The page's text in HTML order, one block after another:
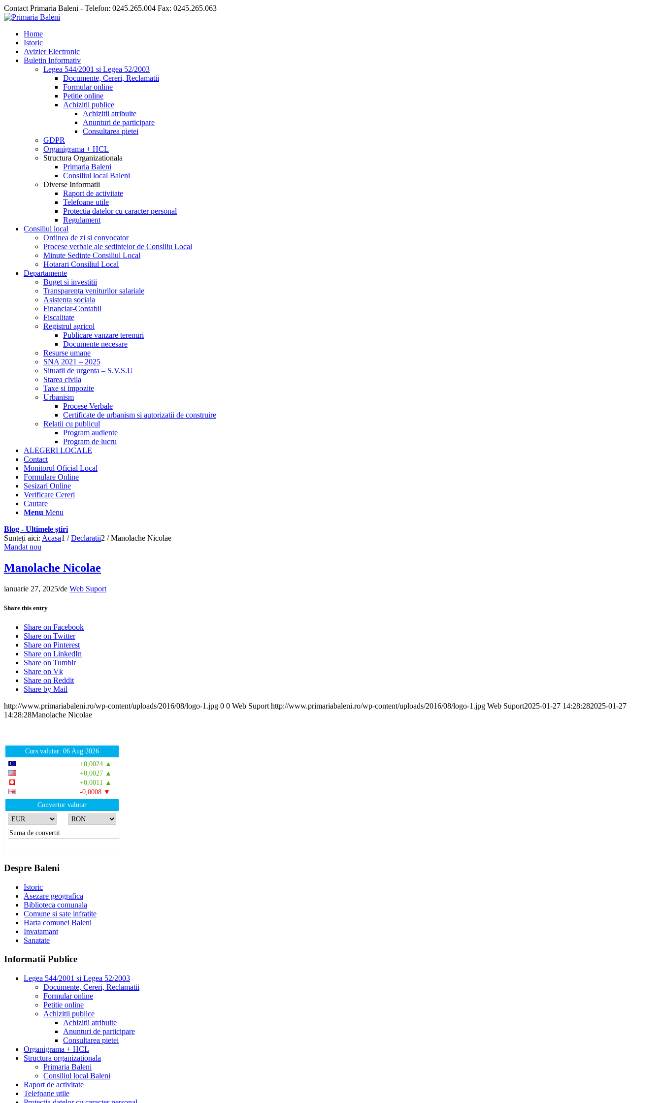
Contact Primaria Baleni - Telefon: 0245.265.004 Fax: 0245.265.063
Home
Istoric
Avizier Electronic
Buletin Informativ
Legea 544/2001 si Legea 52/2003
Documente, Cereri, Reclamatii
Formular online
Petitie online
Achizitii publice
Achizitii atribuite
Anunturi de participare
Consultarea pietei
GDPR
Organigrama + HCL
Structura Organizationala
Primaria Baleni
Consiliul local Baleni
Diverse Informatii
Raport de activitate
Telefoane utile
Protectia datelor cu caracter personal
Regulament
Consiliul local
Ordinea de zi si convocator
Procese verbale ale sedintelor de Consiliu Local
Minute Sedinte Consiliul Local
Hotarari Consiliul Local
Departamente
Buget si investitii
Transparența veniturilor salariale
Asistenta sociala
Financiar-Contabil
Fiscalitate
Registrul agricol
Publicare vanzare terenuri
Documente necesare
Resurse umane
SNA 2021 – 2025
Situatii de urgenta – S.V.S.U
Starea civila
Taxe si impozite
Urbanism
Procese Verbale
Certificate de urbanism si autorizatii de construire
Relatii cu publicul
Program audiente
Program de lucru
ALEGERI LOCALE
Contact
Monitorul Oficial Local
Formulare Online
Sesizari Online
Verificare Cereri
Cautare
Menu Menu
Blog - Ultimele știri
Sunteți aici: Acasa1 / Declaratii2 / Manolache Nicolae
Mandat nou
Manolache Nicolae
ianuarie 27, 2025/de Web Suport
Share this entry
Share on Facebook
Share on Twitter
Share on Pinterest
Share on LinkedIn
Share on Tumblr
Share on Vk
Share on Reddit
Share by Mail
http://www.primariabaleni.ro/wp-content/uploads/2016/08/logo-1.jpg 0 0 Web Suport http://www.primariabaleni.ro/wp-content/uploads/2016/08/logo-1.jpg Web Suport2025-01-27 14:28:282025-01-27
14:28:28Manolache Nicolae
Curs valutar: 06 Aug 2026
+0,0024 ▲
+0,0027 ▲
+0,0011 ▲
-0,0008 ▼
Convertor valutar
Despre Baleni
Istoric
Asezare geografica
Biblioteca comunala
Comune si sate infratite
Harta comunei Baleni
Invatamant
Sanatate
Informatii Publice
Legea 544/2001 si Legea 52/2003
Documente, Cereri, Reclamatii
Formular online
Petitie online
Achizitii publice
Achizitii atribuite
Anunturi de participare
Consultarea pietei
Organigrama + HCL
Structura organizationala
Primaria Baleni
Consiliul local Baleni
Raport de activitate
Telefoane utile